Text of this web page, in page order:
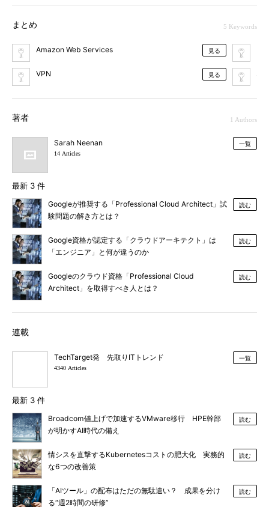
まとめ 5 Keywords
Amazon Web Services 見る
VPN 見る
著者 1 Authors
Sarah Neenan
14 Articles
一覧
最新 3 件
Googleが推奨する「Professional Cloud Architect」試
験問題の解き方とは？
読む
Google資格が認定する「クラウドアーキテクト」は
「エンジニア」と何が違うのか
読む
Googleのクラウド資格「Professional Cloud
Architect」を取得すべき人とは？
読む
連載
TechTarget発 先取りITトレンド
4340 Articles
一覧
最新 3 件
Broadcom値上げで加速するVMware移行 HPE幹部
が明かすAI時代の備え
読む
情シスを直撃するKubernetesコストの肥大化 実務的
な6つの改善策
読む
「AIツール」の配布はただの無駄遣い？ 成果を分け
る“週2時間の研修”
読む